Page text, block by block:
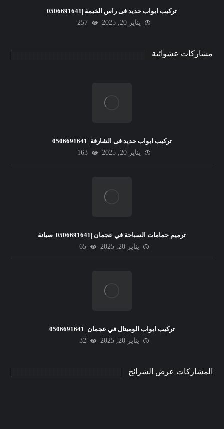
تركيب ابواب حديد فى راس الخيمة |0506691641
يناير 20, 2025
257
مشاركات عشوائية
تركيب ابواب حديد فى الشارقة |0506691641
يناير 20, 2025
163
ترميم حمامات السباحة في عجمان |0506691641| صيانة
يناير 20, 2025
65
تركيب ابواب الوميتال في عجمان |0506691641
يناير 20, 2025
32
المشاركات عرض الشرائح